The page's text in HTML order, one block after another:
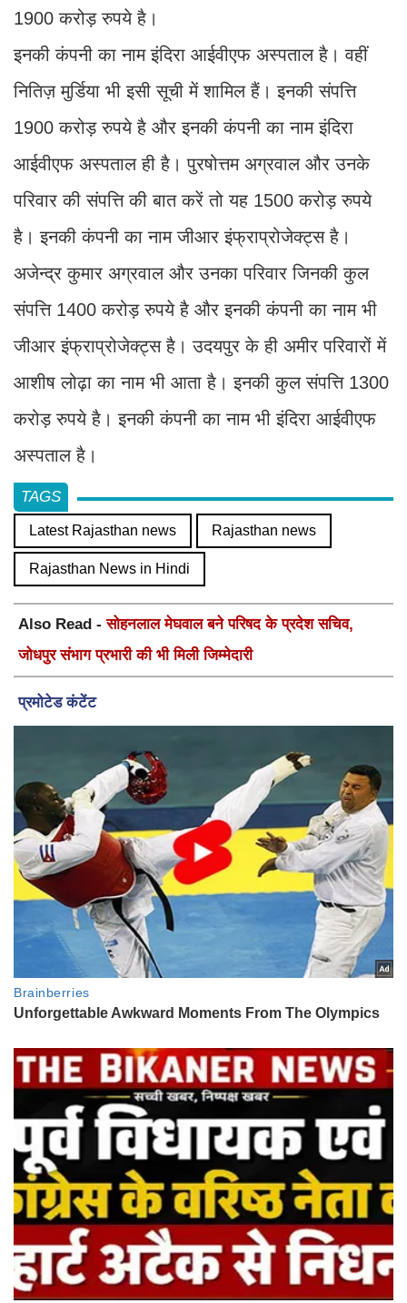
1900 करोड़ रुपये है।
इनकी कंपनी का नाम इंदिरा आईवीएफ अस्पताल है। वहीं
नितिज़ मुर्डिया भी इसी सूची में शामिल हैं। इनकी संपत्ति
1900 करोड़ रुपये है और इनकी कंपनी का नाम इंदिरा
आईवीएफ अस्पताल ही है। पुरषोत्तम अग्रवाल और उनके
परिवार की संप​त्ति की बात करें तो यह 1500 करोड़ रुपये
है। इनकी कंपनी का नाम जीआर इंफ्राप्रोजेक्ट्स है।
अजेन्द्र कुमार अग्रवाल और उनका परिवार जिनकी कुल
संप​त्ति 1400 करोड़ रुपये है और इनकी कंपनी का नाम भी
जीआर इंफ्राप्रोजेक्ट्स है। उदयपुर के ही अमीर परिवारों में
आशीष लोढ़ा का नाम भी आता है। इनकी कुल संप​त्ति 1300
करोड़ रुपये है। इनकी कंपनी का नाम भी इंदिरा आईवीएफ
अस्पताल है।
TAGS
Latest Rajasthan news Rajasthan news
Rajasthan News in Hindi
Also Read -सोहनलाल मेघवाल बने परिषद के प्रदेश सचिव,
जोधपुर संभाग प्रभारी की भी मिली जिम्मेदारी